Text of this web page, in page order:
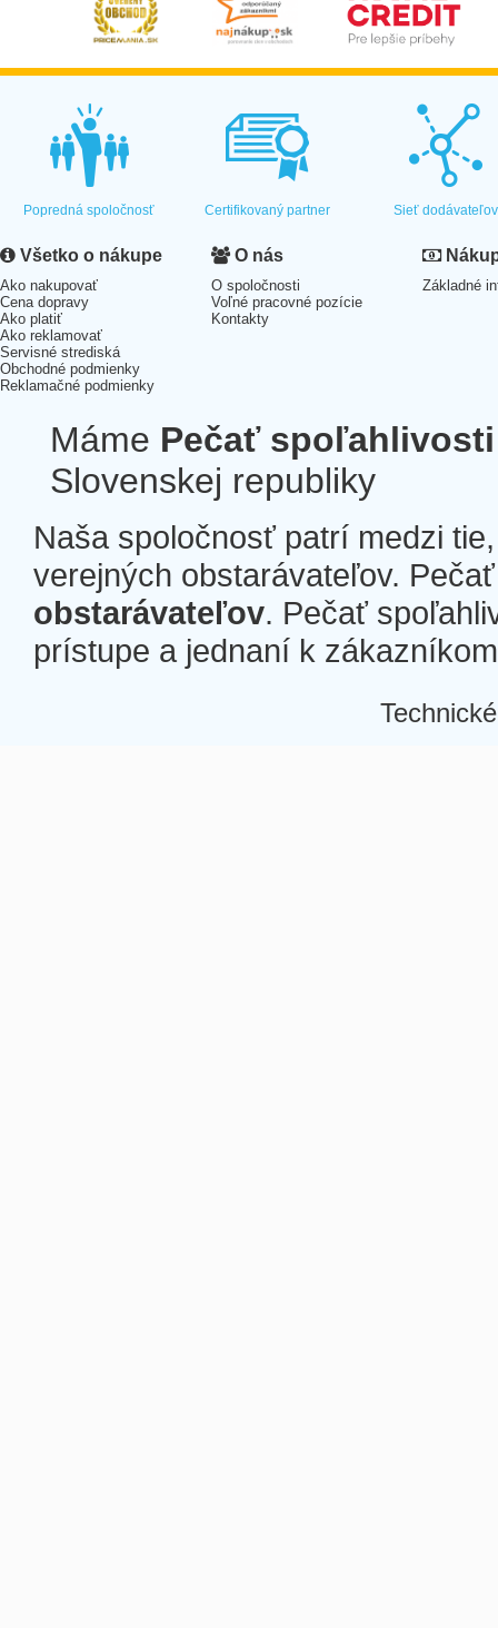
Popredná spoločnosť Certifikovaný partner Sieť dodávateľov
Všetko o nákupe
Ako nakupovať
Cena dopravy
Ako platiť
Ako reklamovať
Servisné strediská
Obchodné podmienky
Reklamačné podmienky
O nás
O spoločnosti
Voľné pracovné pozície
Kontakty
Základné
Máme Pečať spoľahlivosti
Slovenskej republiky
Naša spoločnosť patrí medzi
verejných obstarávateľov.
obstarávateľov. Pečať
prístupe a jednaní k